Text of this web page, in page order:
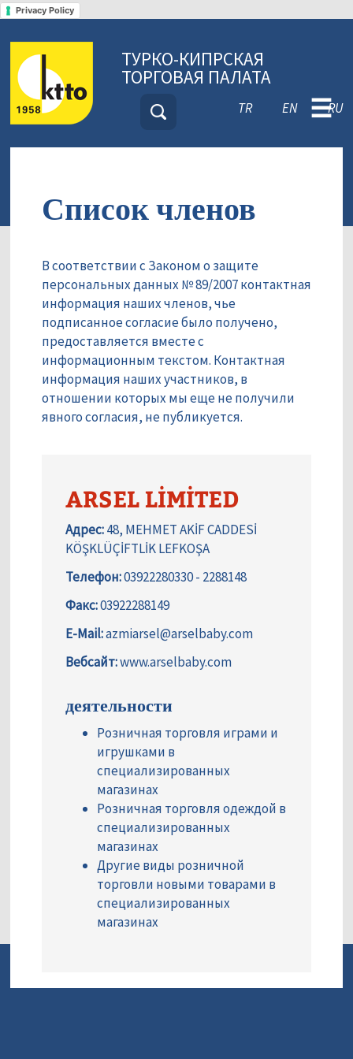
Privacy Policy
ТУРКО-КИПРСКАЯ
ТОРГОВАЯ ПАЛАТА
TR EN RU
☰
Список членов
В соответствии с Законом о защите
персональных данных № 89/2007 контактная
информация наших членов, чье
подписанное согласие было получено,
предоставляется вместе с
информационным текстом. Контактная
информация наших участников, в
отношении которых мы еще не получили
явного согласия, не публикуется.
ARSEL LİMİTED
Адрес:48, MEHMET AKİF CADDESİ
KÖŞKLÜÇİFTLİK LEFKOŞA
Телефон:03922280330 - 2288148
Факс:03922288149
E-Mail:azmiarsel@arselbaby.com
Вебсайт:www.arselbaby.com
деятельности
Розничная торговля играми и
игрушками в
специализированных
магазинах
Розничная торговля одеждой в
специализированных
магазинах
Другие виды розничной
торговли новыми товарами в
специализированных
магазинах